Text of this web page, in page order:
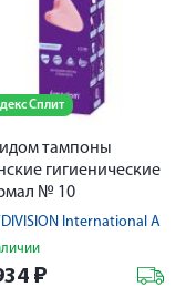
Сплит
тампоны
гигиенические
№ 10
International A DE
₽